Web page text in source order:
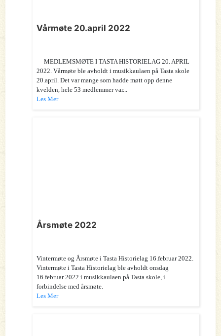
Vårmøte 20.april 2022
MEDLEMSMØTE I TASTA HISTORIELAG 20. APRIL
2022. Vårmøte ble avholdt i musikkaulaen på Tasta skole
20.april. Det var mange som hadde møtt opp denne
kvelden, hele 53 medlemmer var...
Les Mer
Årsmøte 2022
Vintermøte og Årsmøte i Tasta Historielag 16.februar 2022.
Vintermøte i Tasta Historielag ble avholdt onsdag
16.februar 2022 i musikkaulaen på Tasta skole, i
forbindelse med årsmøte.
Les Mer